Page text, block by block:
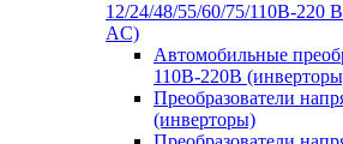
12/24/48/55/60/75/110В-220
AC)
Автомобильные
110В-220В
Преобразователи
(инверторы)